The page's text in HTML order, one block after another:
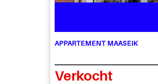
APPARTEMENT MAASEIK
Verkocht